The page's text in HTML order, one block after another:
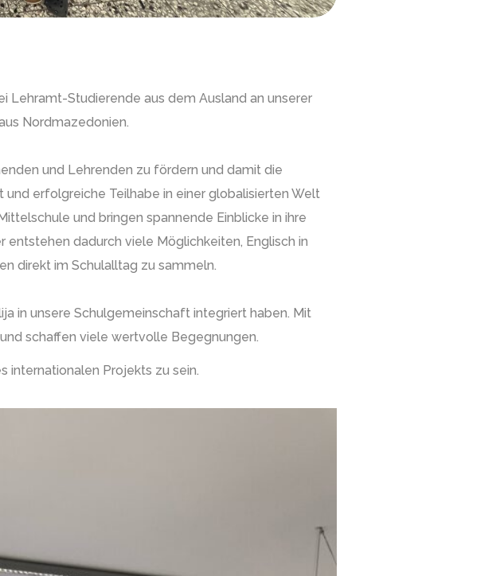
Lehramt-Studierende aus dem Ausland an unserer
Nordmazedonien.
und Lehrenden zu fördern und damit die
erfolgreiche Teilhabe in einer globalisierten Welt
und bringen spannende Einblicke in ihre
entstehen dadurch viele Möglichkeiten, Englisch in
direkt im Schulalltag zu sammeln.
in unsere Schulgemeinschaft integriert haben. Mit
schaffen viele wertvolle Begegnungen.
internationalen Projekts zu sein.